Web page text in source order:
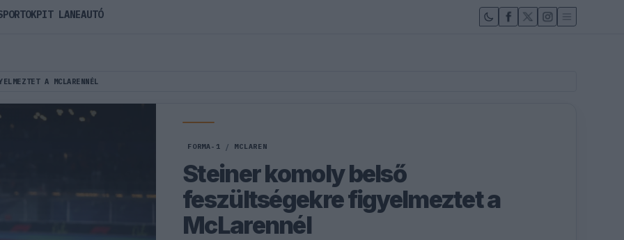
A MCLARENNÉL
FORMA-1 / MCLAREN
Steiner komoly belső
feszültségekre figyelmeztet a
McLarennél
PIT LANEAUTÓ